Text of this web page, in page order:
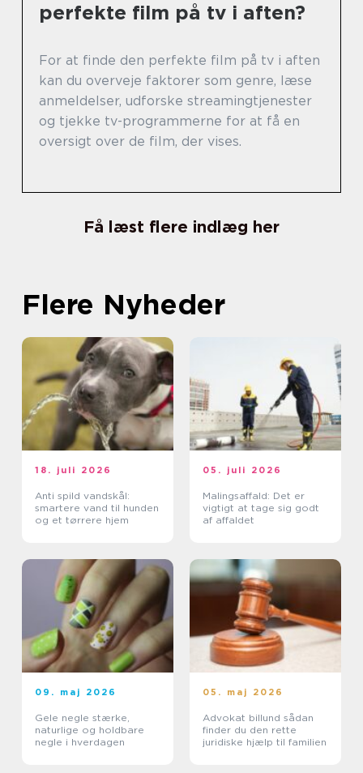
perfekte film på tv i aften?
For at finde den perfekte film på tv i aften
kan du overveje faktorer som genre, læse
anmeldelser, udforske streamingtjenester
og tjekke tv-programmerne for at få en
oversigt over de film, der vises.
Få læst flere indlæg her
Flere Nyheder
18. juli 2026
Anti spild vandskål:
smartere vand til hunden
og et tørrere hjem
05. juli 2026
Malingsaffald: Det er
vigtigt at tage sig godt
af affaldet
09. maj 2026
Gele negle stærke,
naturlige og holdbare
negle i hverdagen
05. maj 2026
Advokat billund sådan
finder du den rette
juridiske hjælp til familien